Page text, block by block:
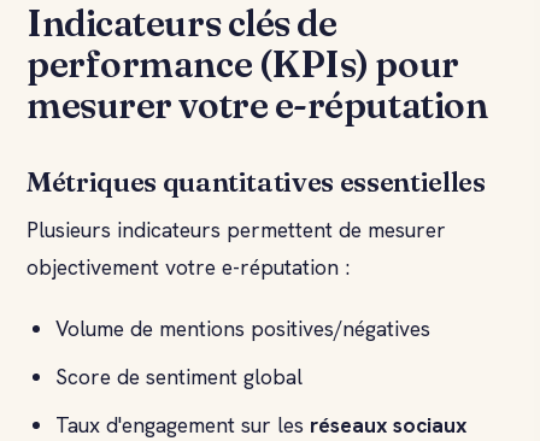
Indicateurs clés de
performance (KPIs) pour
mesurer votre e-réputation
Métriques quantitatives essentielles
Plusieurs indicateurs permettent de mesurer
objectivement votre e-réputation :
Volume de mentions positives/négatives
Score de sentiment global
Taux d'engagement sur les réseaux sociaux